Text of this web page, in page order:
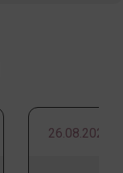
26.08.2026